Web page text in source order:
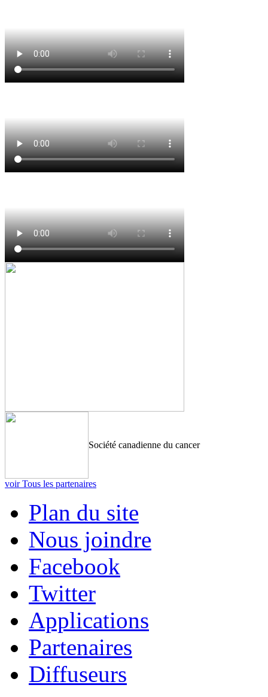
Société canadienne du cancer
voir Tous les partenaires
Plan du site
Nous joindre
Facebook
Twitter
Applications
Partenaires
Diffuseurs